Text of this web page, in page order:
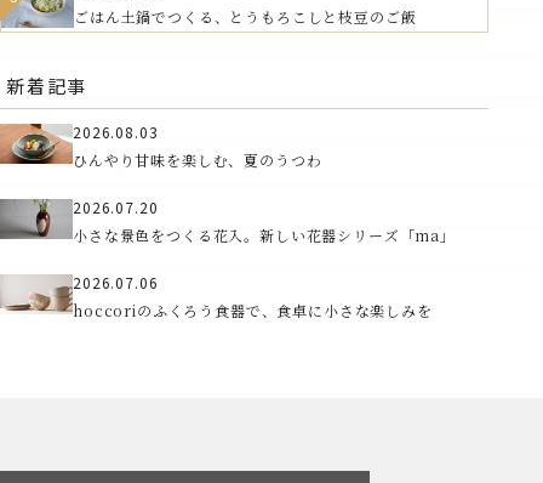
ごはん土鍋でつくる、とうもろこしと枝豆のご飯
新着記事
2026.08.03
ひんやり甘味を楽しむ、夏のうつわ
2026.07.20
小さな景色をつくる花入。新しい花器シリーズ「ma」
2026.07.06
hoccoriのふくろう食器で、食卓に小さな楽しみを